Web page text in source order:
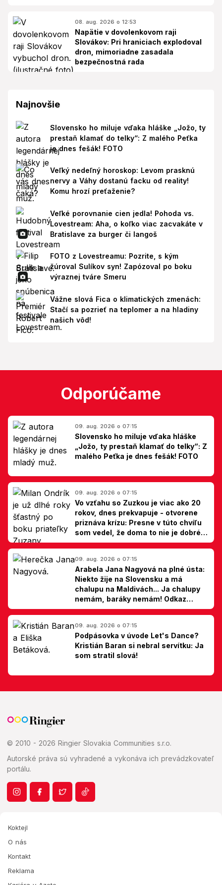
08. aug. 2026 o 12:53
Napätie v dovolenkovom raji
Slovákov: Pri hraniciach explodoval
dron, mimoriadne zasadala
bezpečnostná rada
Najnovšie
Slovensko ho miluje vďaka hláške „Jožo, ty
prestaň klamať do telky“: Z malého Peťka
je dnes fešák! FOTO
Veľký nedeľný horoskop: Levom prasknú
nervy a Váhy dostanú facku od reality!
Komu hrozí preťaženie?
Veľké porovnanie cien jedla! Pohoda vs.
Lovestream: Aha, o koľko viac zacvakáte v
Bratislave za burger či langoš
FOTO z Lovestreamu: Pozrite, s kým
žúroval Sulíkov syn! Zapózoval po boku
výraznej tváre Smeru
Vážne slová Fica o klimatických zmenách:
Stačí sa pozrieť na teplomer a na hladiny
našich vôd!
Odporúčame
09. aug. 2026 o 07:15
Slovensko ho miluje vďaka hláške
„Jožo, ty prestaň klamať do telky“: Z
malého Peťka je dnes fešák! FOTO
09. aug. 2026 o 07:15
Vo vzťahu so Zuzkou je viac ako 20
rokov, dnes prekvapuje - otvorene
priznáva krízu: Presne v túto chvíľu
som vedel, že doma to nie je dobré,
hovorí Milan Ondrík
09. aug. 2026 o 07:15
Arabela Jana Nagyová na plné ústa:
Niekto žije na Slovensku a má
chalupu na Maldivách... Ja chalupy
nemám, baráky nemám! Odkaz
Slovákom
09. aug. 2026 o 07:15
Podpásovka v úvode Let's Dance?
Kristián Baran si nebral servítku: Ja
som stratil slová!
© 2010 - 2026 Ringier Slovakia Communities s.r.o.
Autorské práva sú vyhradené a vykonáva ich prevádzkovateľ
portálu.
Koktejl
O nás
Kontakt
Reklama